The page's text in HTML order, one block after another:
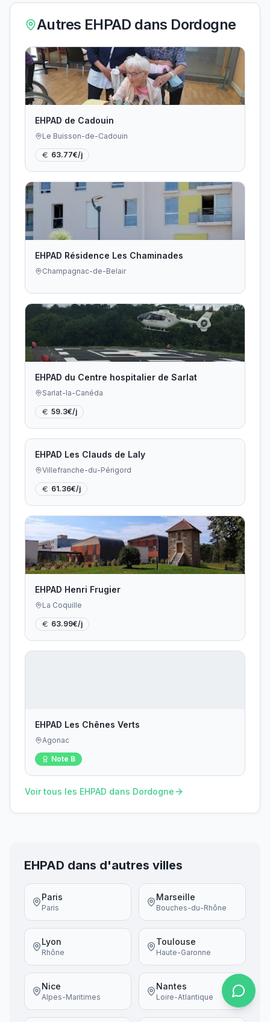
Autres EHPAD dans Dordogne
EHPAD de Cadouin
Le Buisson-de-Cadouin
63.77€/j
EHPAD Résidence Les Chaminades
Champagnac-de-Belair
EHPAD du Centre hospitalier de Sarlat
Sarlat-la-Canéda
59.3€/j
EHPAD Les Clauds de Laly
Villefranche-du-Périgord
61.36€/j
EHPAD Henri Frugier
La Coquille
63.99€/j
EHPAD Les Chênes Verts
Agonac
Note B
Voir tous les EHPAD dans Dordogne
EHPAD dans d'autres villes
Paris
Paris
Marseille
Bouches-du-Rhône
Lyon
Rhône
Toulouse
Haute-Garonne
Nice
Alpes-Maritimes
Nantes
Loire-Atlantique